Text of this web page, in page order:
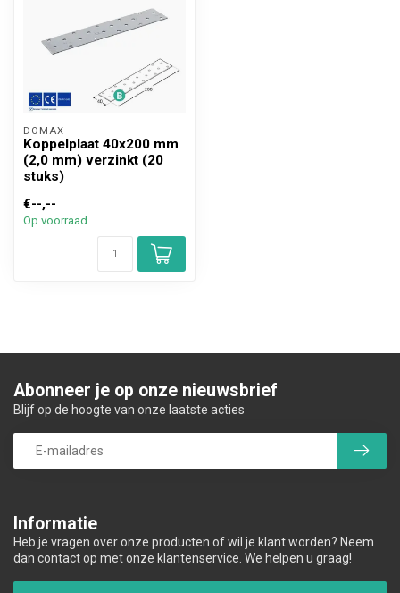
DOMAX
Koppelplaat 40x200 mm
(2,0 mm) verzinkt (20
stuks)
€--,--
Op voorraad
Informatie
Heb je vragen over onze producten of wil je klant worden? Neem
dan contact op met onze klantenservice. We helpen u graag!
Abonneer je op onze nieuwsbrief
Blijf op de hoogte van onze laatste acties